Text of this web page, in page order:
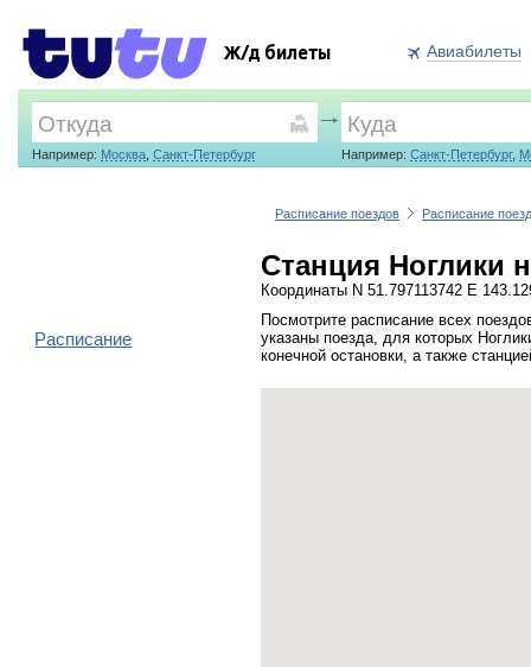
Ж/д билеты Авиабилеты
Например: Москва, Санкт-Петербург Например: Санкт-Петербург,
Расписание поездов Расписание
Станция Ноглики
Координаты N 51.797113742 E
Посмотрите расписание всех
указаны поезда, для которых
конечной остановки, а также
Расписание